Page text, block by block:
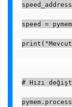
speed =
# Hızı